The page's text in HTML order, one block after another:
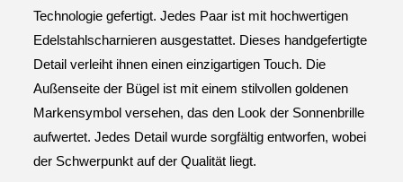
Technologie gefertigt. Jedes Paar ist mit hochwertigen
Edelstahlscharnieren ausgestattet. Dieses handgefertigte
Detail verleiht ihnen einen einzigartigen Touch. Die
Außenseite der Bügel ist mit einem stilvollen goldenen
Markensymbol versehen, das den Look der Sonnenbrille
aufwertet. Jedes Detail wurde sorgfältig entworfen, wobei
der Schwerpunkt auf der Qualität liegt.